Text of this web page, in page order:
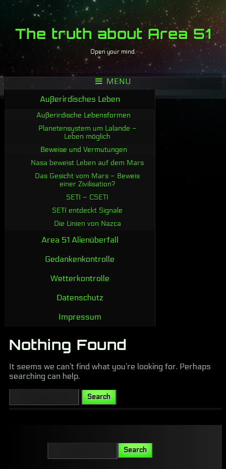
The truth about Area 51
Open your mind.
MENU
Außerirdisches Leben
Außerirdische Lebensformen
Planetensystem um Lalande –
Leben möglich
Beweise und Vermutungen
Nasa beweist Leben auf dem Mars
Das Gesicht vom Mars – Beweis
einer Zivilisation?
SETI – CSETI
SETI entdeckt Signale
Die Linien von Nazca
Area 51 Alienüberfall
Gedankenkontrolle
Wetterkontrolle
Datenschutz
Impressum
Nothing Found
It seems we can’t find what you’re looking for. Perhaps
searching can help.